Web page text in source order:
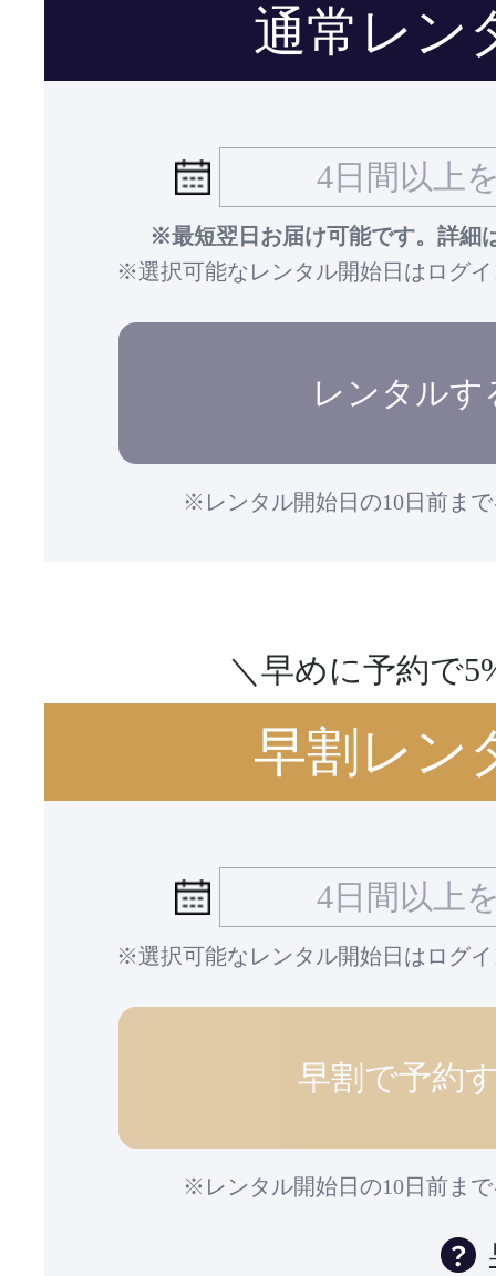
通常レン
※最短翌日お届け可能です。詳細
※選択可能なレンタル開始日はログ
レンタルす
※レンタル開始日の10日前ま
＼早めに予約で
早割レン
※選択可能なレンタル開始日はログ
早割で予約
※レンタル開始日の10日前ま